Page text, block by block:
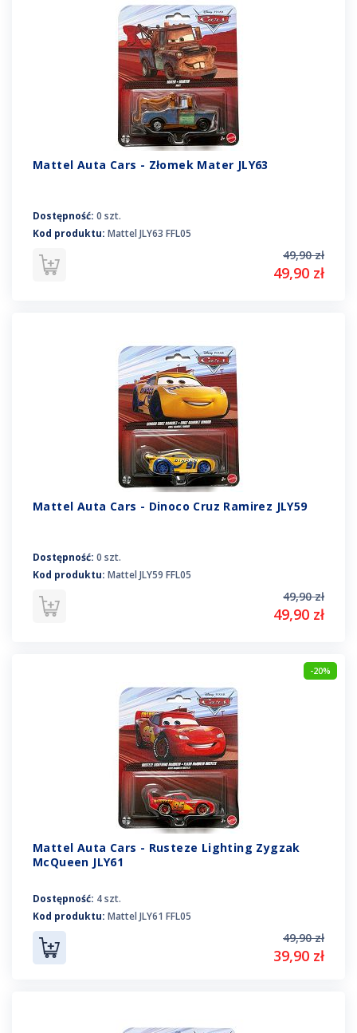
Mattel Auta Cars - Złomek Mater JLY63
Dostępność: 0 szt.
Kod produktu: Mattel JLY63 FFL05
49,90 zł
49,90 zł
Mattel Auta Cars - Dinoco Cruz Ramirez JLY59
Dostępność: 0 szt.
Kod produktu: Mattel JLY59 FFL05
49,90 zł
49,90 zł
-20%
Mattel Auta Cars - Rusteze Lighting Zygzak
McQueen JLY61
Dostępność: 4 szt.
Kod produktu: Mattel JLY61 FFL05
49,90 zł
39,90 zł